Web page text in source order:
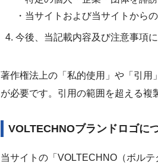
・当サイトおよび当サイトから
今後、当記載内容及び注意事項
著作権法上の「私的使用」や「引用
が必要です。引用の範囲を超える複
VOLTECHNOブランドロゴに
当サイトの「VOLTECHNO（ボル